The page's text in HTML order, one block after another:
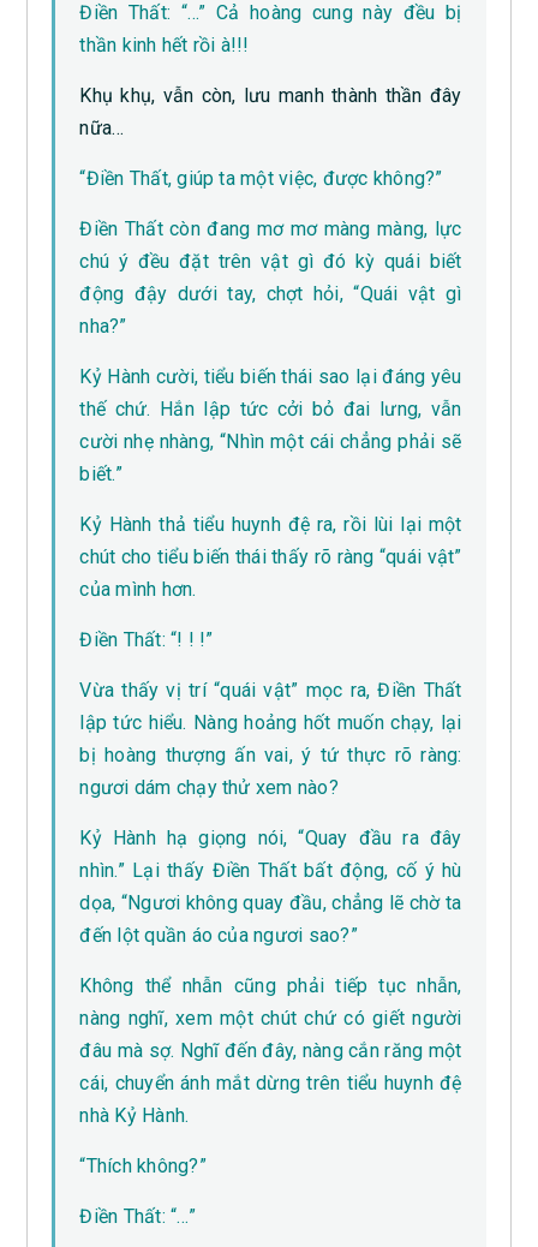
Điền Thất: “…” Cả hoàng cung này đều bị
thần kinh hết rồi à!!!
Khụ khụ, vẫn còn, lưu manh thành thần đây
nữa…
“Điền Thất, giúp ta một việc, được không?”
Điền Thất còn đang mơ mơ màng màng, lực
chú ý đều đặt trên vật gì đó kỳ quái biết
động đậy dưới tay, chợt hỏi, “Quái vật gì
nha?”
Kỷ Hành cười, tiểu biến thái sao lại đáng yêu
thế chứ. Hắn lập tức cởi bỏ đai lưng, vẫn
cười nhẹ nhàng, “Nhìn một cái chẳng phải sẽ
biết.”
Kỷ Hành thả tiểu huynh đệ ra, rồi lùi lại một
chút cho tiểu biến thái thấy rõ ràng “quái vật”
của mình hơn.
Điền Thất: “! ! !”
Vừa thấy vị trí “quái vật” mọc ra, Điền Thất
lập tức hiểu. Nàng hoảng hốt muốn chạy, lại
bị hoàng thượng ấn vai, ý tứ thực rõ ràng:
ngươi dám chạy thử xem nào?
Kỷ Hành hạ giọng nói, “Quay đầu ra đây
nhìn.” Lại thấy Điền Thất bất động, cố ý hù
dọa, “Ngươi không quay đầu, chẳng lẽ chờ ta
đến lột quần áo của ngươi sao?”
Không thể nhẫn cũng phải tiếp tục nhẫn,
nàng nghĩ, xem một chút chứ có giết người
đâu mà sợ. Nghĩ đến đây, nàng cắn răng một
cái, chuyển ánh mắt dừng trên tiểu huynh đệ
nhà Kỷ Hành.
“Thích không?”
Điền Thất: “…”